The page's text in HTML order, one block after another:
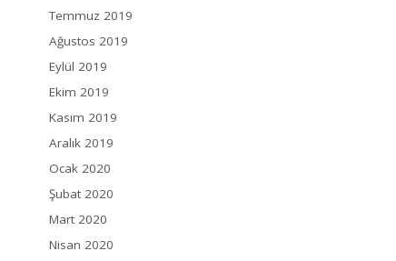
Temmuz 2019
Ağustos 2019
Eylül 2019
Ekim 2019
Kasım 2019
Aralık 2019
Ocak 2020
Şubat 2020
Mart 2020
Nisan 2020